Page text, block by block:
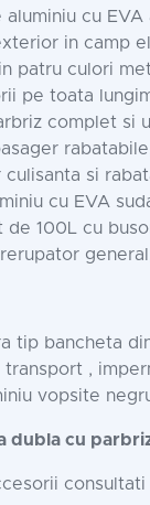
cu EVA
in camp
patru culori
pe toata
complet si
si
cu EVA
100L cu
tip bancheta
,
vopsite
dubla cu